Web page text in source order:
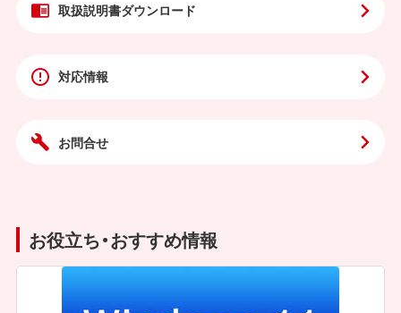
取扱説明書ダウンロード
対応情報
お問合せ
お役立ち・おすすめ情報